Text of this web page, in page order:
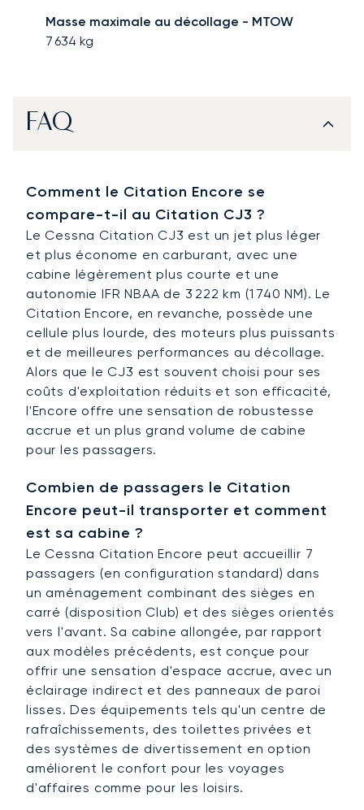
Masse maximale au décollage - MTOW
7 634 kg
FAQ
Comment le Citation Encore se
compare-t-il au Citation CJ3 ?
Le Cessna Citation CJ3 est un jet plus léger
et plus économe en carburant, avec une
cabine légèrement plus courte et une
autonomie IFR NBAA de 3 222 km (1 740 NM). Le
Citation Encore, en revanche, possède une
cellule plus lourde, des moteurs plus puissants
et de meilleures performances au décollage.
Alors que le CJ3 est souvent choisi pour ses
coûts d'exploitation réduits et son efficacité,
l'Encore offre une sensation de robustesse
accrue et un plus grand volume de cabine
pour les passagers.
Combien de passagers le Citation
Encore peut-il transporter et comment
est sa cabine ?
Le Cessna Citation Encore peut accueillir 7
passagers (en configuration standard) dans
un aménagement combinant des sièges en
carré (disposition Club) et des sièges orientés
vers l'avant. Sa cabine allongée, par rapport
aux modèles précédents, est conçue pour
offrir une sensation d'espace accrue, avec un
éclairage indirect et des panneaux de paroi
lisses. Des équipements tels qu'un centre de
rafraîchissements, des toilettes privées et
des systèmes de divertissement en option
améliorent le confort pour les voyages
d'affaires comme pour les loisirs.